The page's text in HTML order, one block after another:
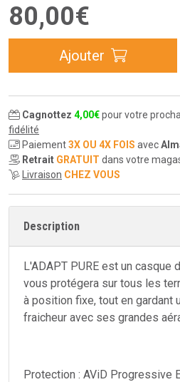
80,00€
Ajouter
Cagnottez 4,00€pour votre
fidélité
Paiement3X OU 4X FOIS avec
Retrait GRATUIT dans votre
Livraison CHEZ VOUS
Description
L'ADAPT PURE est un casque
vous protégera sur tous les
à position fixe, tout en gardant
fraicheur avec ses grandes
Protection : AViD Progressive